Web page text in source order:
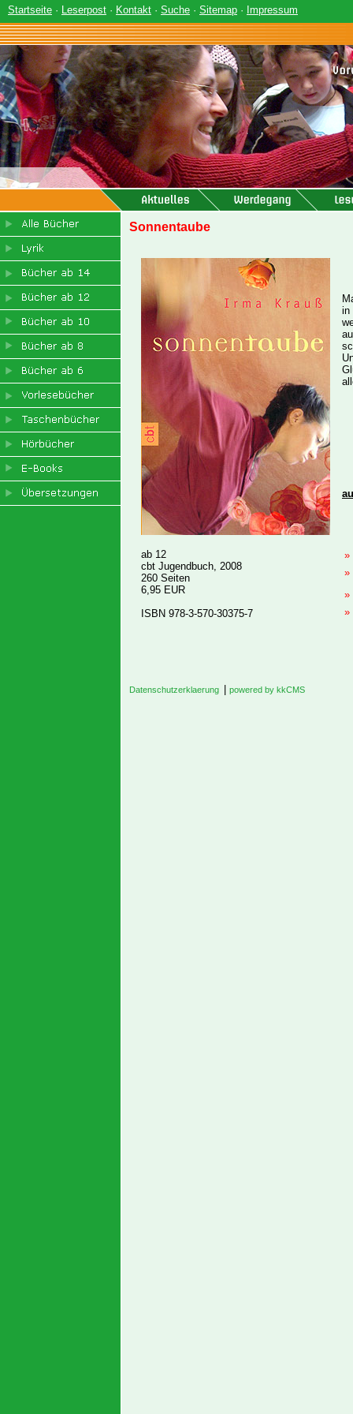
Startseite · Leserpost · Kontakt · Suche · Sitemap · Impressum
Sonnentaube
in
ab 12
cbt Jugendbuch, 2008
260 Seiten
6,95 EUR
ISBN 978-3-570-30375-7
Datenschutzerklaerung powered by kkCMS